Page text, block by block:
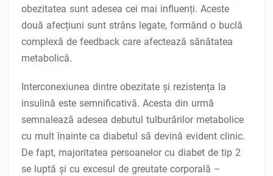
obezitatea sunt adesea cei mai influenți. Aceste
două afecțiuni sunt strâns legate, formând o buclă
complexă de feedback care afectează sănătatea
metabolică.
Interconexiunea dintre obezitate și rezistența la
insulină este semnificativă. Acesta din urmă
semnalează adesea debutul tulburărilor metabolice
cu mult înainte ca diabetul să devină evident clinic.
De fapt, majoritatea persoanelor cu diabet de tip 2
se luptă și cu excesul de greutate corporală –